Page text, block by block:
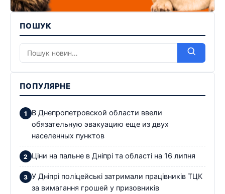
ПОШУК
ПОПУЛЯРНЕ
В Днепропетровской области ввели
обязательную эвакуацию еще из двух
населенных пунктов
Ціни на пальне в Дніпрі та області на 16 липня
У Дніпрі поліцейські затримали працівників ТЦК
за вимагання грошей у призовників